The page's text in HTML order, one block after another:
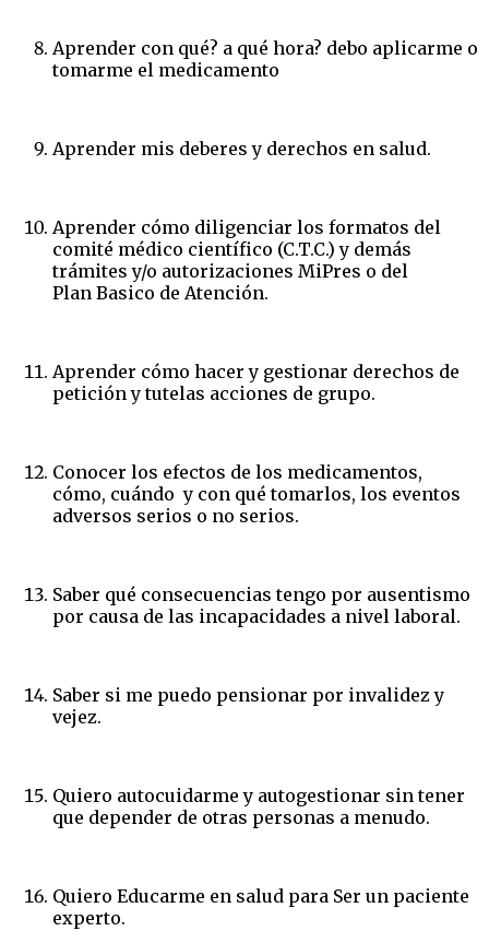
Aprender con qué? a qué hora? debo aplicarme o
tomarme el medicamento
Aprender mis deberes y derechos en salud.
Aprender cómo diligenciar los formatos del
comité médico científico (C.T.C.) y demás
trámites y/o autorizaciones MiPres o del
Plan Basico de Atención.
Aprender cómo hacer y gestionar derechos de
petición y tutelas acciones de grupo.
Conocer los efectos de los medicamentos,
cómo, cuándo y con qué tomarlos, los eventos
adversos serios o no serios.
Saber qué consecuencias tengo por ausentismo
por causa de las incapacidades a nivel laboral.
Saber si me puedo pensionar por invalidez y
vejez.
Quiero autocuidarme y autogestionar sin tener
que depender de otras personas a menudo.
Quiero Educarme en salud para Ser un paciente
experto.